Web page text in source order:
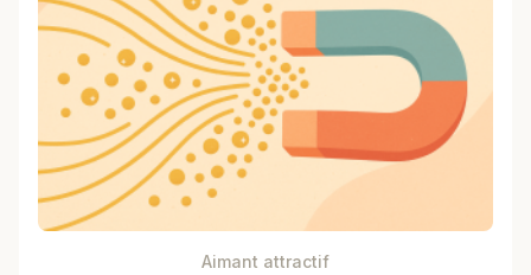
Aimant attractif